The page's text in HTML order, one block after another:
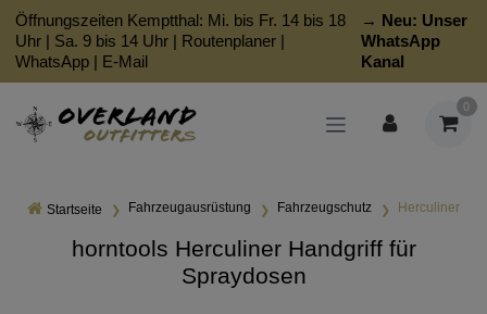
Öffnungszeiten Kemptthal: Mi. bis Fr. 14 bis 18
Uhr | Sa. 9 bis 14 Uhr | Routenplaner |
WhatsApp | E-Mail
→ Neu: Unser
WhatsApp
Kanal
0
Startseite Fahrzeugausrüstung Fahrzeugschutz Herculiner
horntools Herculiner Handgriff für
Spraydosen